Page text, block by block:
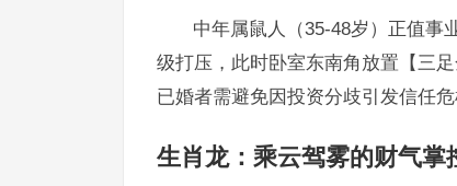
中年属鼠人（35-48岁）正值事
级打压，此时卧室东南角放置【三
已婚者需避免因投资分歧引发信任
生肖龙：乘云驾雾的财气掌